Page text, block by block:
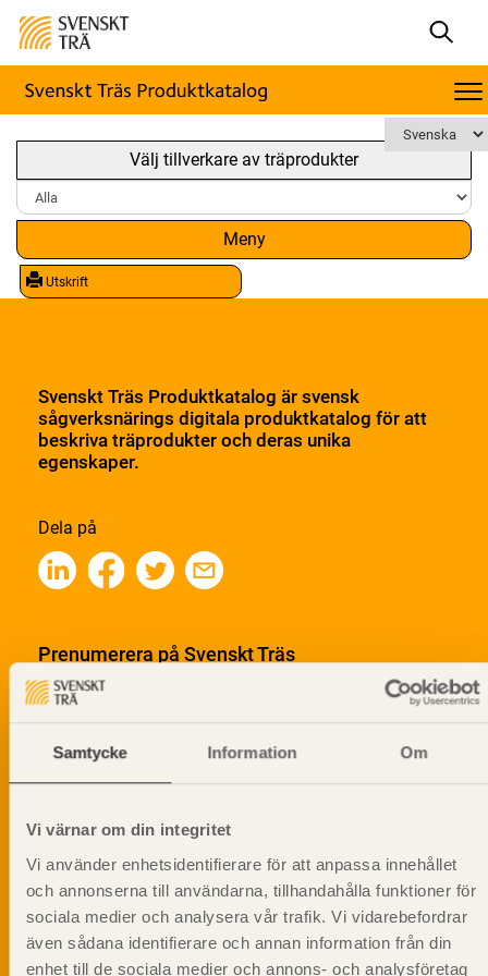
Samtycke Information Om
Vi värnar om din integritet
Vi använder enhetsidentifierare för att anpassa innehållet
och annonserna till användarna, tillhandahålla funktioner för
sociala medier och analysera vår trafik. Vi vidarebefordrar
även sådana identifierare och annan information från din
enhet till de sociala medier och annons- och analysföretag
Välj tillverkare av träprodukter
Meny
Utskrift
Svenskt Träs Produktkatalog är svensk
sågverksnärings digitala produktkatalog för att
beskriva träprodukter och deras unika
egenskaper.
Dela på
Prenumerera på Svenskt Träs
informationsutskick!